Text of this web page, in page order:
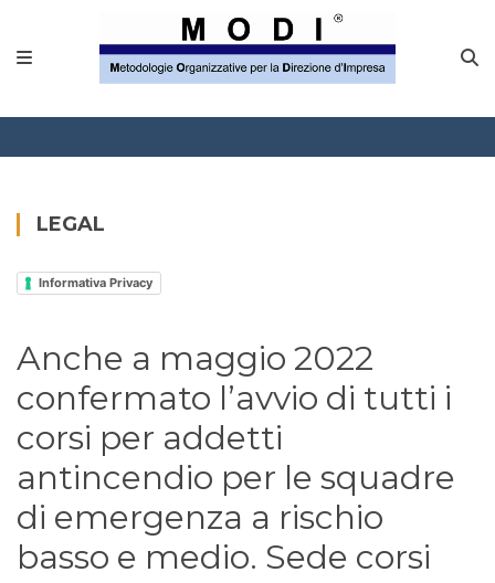
Questionario
Blog e info
FAQ
Anche a maggio 2022
confermato l’avvio di tutti i
corsi per addetti
antincendio per le squadre
di emergenza a rischio
basso e medio. Sede corsi
LEGAL
Informativa Privacy